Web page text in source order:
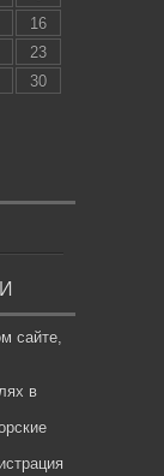
16
23
30
сайте,
в